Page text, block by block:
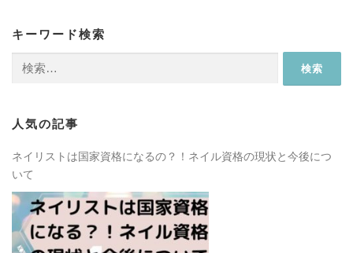
キーワード検索
人気の記事
ネイリストは国家資格になるの？！ネイル資格の現状と今後につ
いて